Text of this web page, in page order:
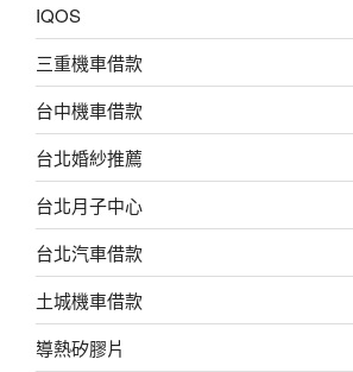
IQOS
三重機車借款
台中機車借款
台北婚紗推薦
台北月子中心
台北汽車借款
土城機車借款
導熱矽膠片